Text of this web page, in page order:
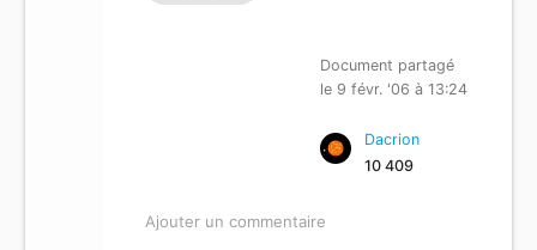
Document partagé
le 9 févr. '06 à 13:24
Dacrion
10 409
Ajouter un commentaire